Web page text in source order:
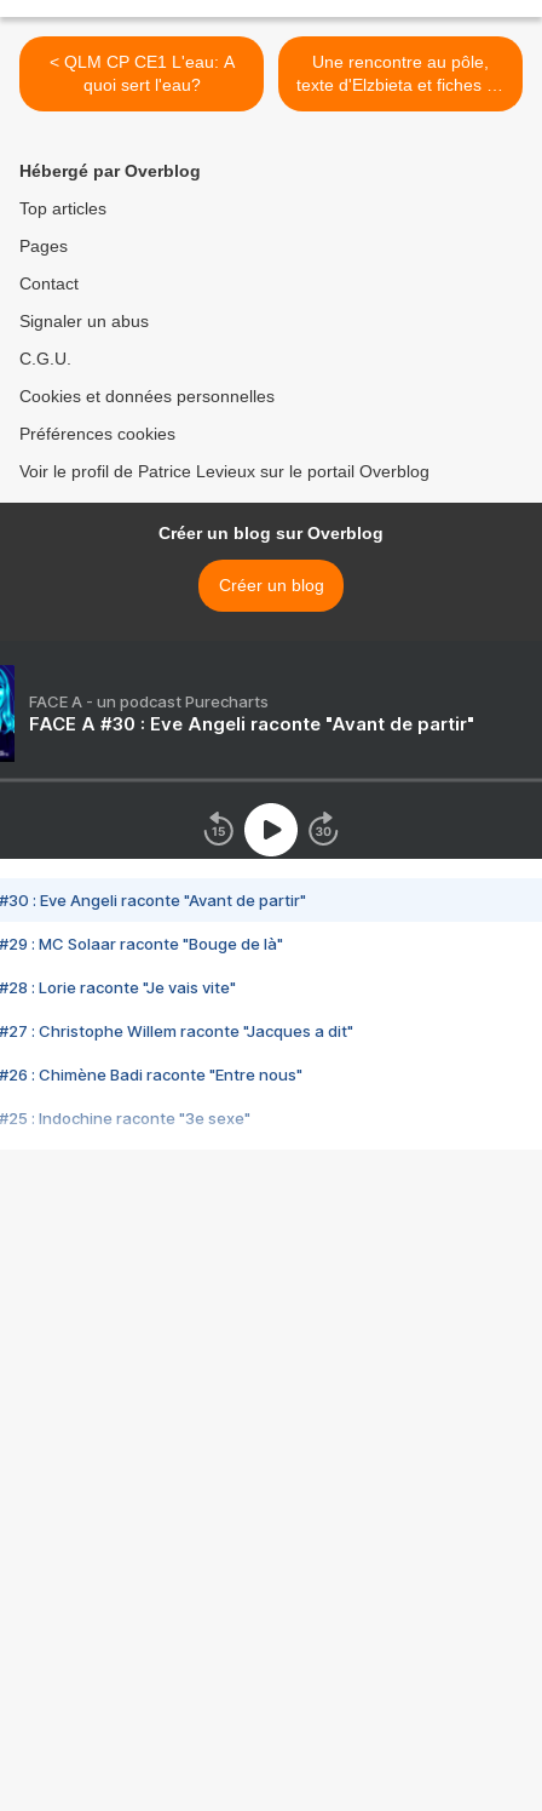
< QLM CP CE1 L'eau: A
quoi sert l'eau?
Une rencontre au pôle,
texte d'Elzbieta et fiches de
lectures CE1 >
Hébergé par Overblog
Top articles
Pages
Contact
Signaler un abus
C.G.U.
Cookies et données personnelles
Préférences cookies
Voir le profil de Patrice Levieux sur le portail Overblog
Créer un blog sur Overblog
Créer un blog
FACE A - un podcast Purecharts
FACE A #30 : Eve Angeli raconte "Avant de partir"
#30 : Eve Angeli raconte "Avant de partir"
#29 : MC Solaar raconte "Bouge de là"
#28 : Lorie raconte "Je vais vite"
#27 : Christophe Willem raconte "Jacques a dit"
#26 : Chimène Badi raconte "Entre nous"
#25 : Indochine raconte "3e sexe"